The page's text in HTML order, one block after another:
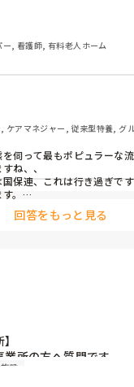
恐らく、悪気があると
思うのでその時は受け
、電車通勤なのですが
15分前から仕事をしてい
になりますが、その分の
かは全く無いです。
あるとかは聞かされま
たけど、来なかったか
たり色々準備があるから
に、仕事開始まで待って
しまいました。仕事開
ら準備したら良いのでは
早番の日は30分以上早
に何でそんな事を言われ
事に関してお礼するの
イスになってない感じになっ
為を介護スタッフにや
相談すればいいのでし
ー, 看護師, 有料老人ホーム
ケアマネジャー, 従来型特養, グ
伺って最もポピュラーな
ね、、
保連、これは行き過ぎで
。
ですか？　看護師のいないこ
老人ホームですかね?　そ
用者さんを受け入れ可にし
です。違反。
護の手配含めて対応するの
施設でしたら転入まで（訪
用者さんが打ってるのを見
確認や、実際に打つんですよ
るとこしれたら営業停止に
回答をもっと見る
所の方へ質問です。
施設